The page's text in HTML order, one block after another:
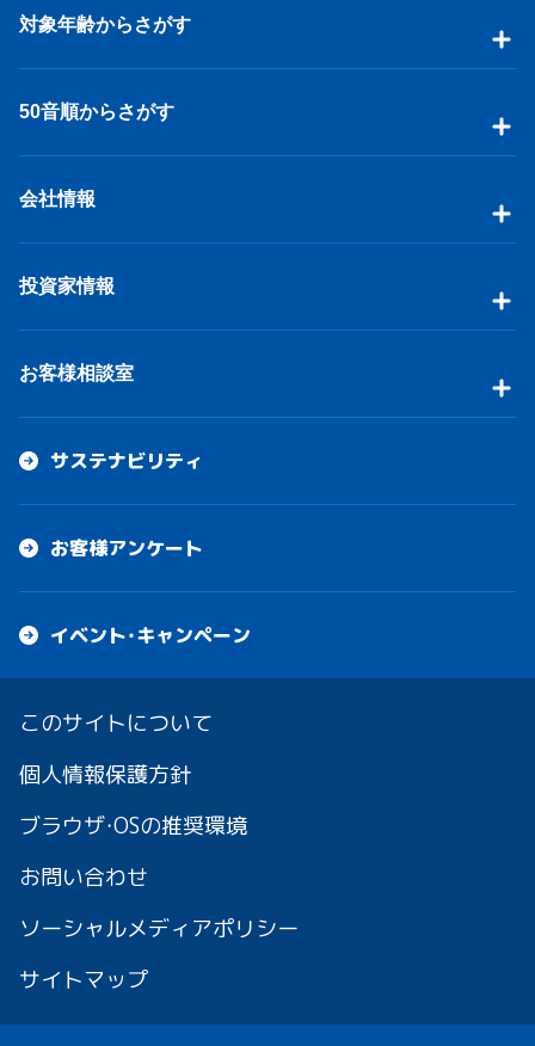
対象年齢からさがす
50音順からさがす
会社情報
投資家情報
お客様相談室
サステナビリティ
お客様アンケート
イベント・キャンペーン
このサイトについて
個人情報保護方針
ブラウザ・OSの推奨環境
お問い合わせ
ソーシャルメディアポリシー
サイトマップ